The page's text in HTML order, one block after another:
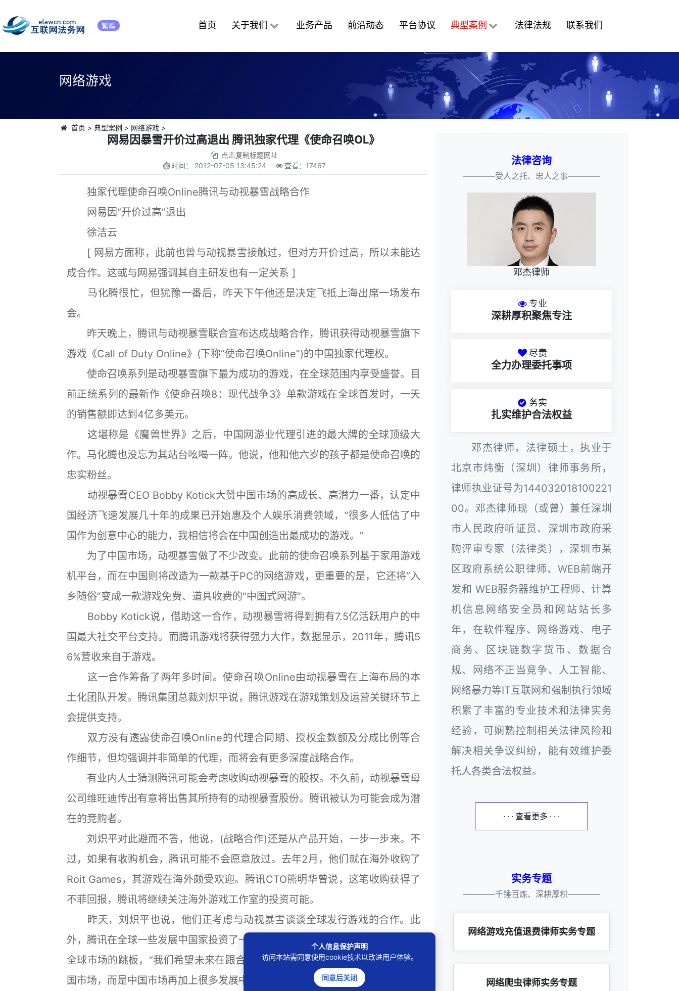
繁體 首页 关于我们 业务产品 前沿动态 平台协议 典型案例 法律法规 联系我们
网络游戏
首页 > 典型案例 > 网络游戏>
网易因暴雪开价过高退出 腾讯独家代理《使命召唤OL》
点击复制标题网址
时间： 2012-07-05 13:45:24 查看： 17467
独家代理使命召唤Online腾讯与动视暴雪战略合作
网易因“开价过高”退出
徐洁云
[ 网易方面称，此前也曾与动视暴雪接触过，但对方开价过高，所以未能达
成合作。这或与网易强调其自主研发也有一定关系 ]
马化腾很忙，但犹豫一番后，昨天下午他还是决定飞抵上海出席一场发布
会。
昨天晚上，腾讯与动视暴雪联合宣布达成战略合作，腾讯获得动视暴雪旗下
游戏《Call of Duty Online》(下称“使命召唤Online”)的中国独家代理权。
使命召唤系列是动视暴雪旗下最为成功的游戏，在全球范围内享受盛誉。目
前正统系列的最新作《使命召唤8：现代战争3》单款游戏在全球首发时，一天
的销售额即达到4亿多美元。
这堪称是《魔兽世界》之后，中国网游业代理引进的最大牌的全球顶级大
作。马化腾也没忘为其站台吆喝一阵。他说，他和他六岁的孩子都是使命召唤的
忠实粉丝。
动视暴雪CEO Bobby Kotick大赞中国市场的高成长、高潜力一番，认定中
国经济飞速发展几十年的成果已开始惠及个人娱乐消费领域，“很多人低估了中
国作为创意中心的能力，我相信将会在中国创造出最成功的游戏。”
为了中国市场，动视暴雪做了不少改变。此前的使命召唤系列基于家用游戏
机平台，而在中国则将改造为一款基于PC的网络游戏，更重要的是，它还将“入
乡随俗”变成一款游戏免费、道具收费的“中国式网游”。
Bobby Kotick说，借助这一合作，动视暴雪将得到拥有7.5亿活跃用户的中
国最大社交平台支持。而腾讯游戏将获得强力大作，数据显示，2011年，腾讯5
6%营收来自于游戏。
这一合作筹备了两年多时间。使命召唤Online由动视暴雪在上海布局的本
土化团队开发。腾讯集团总裁刘炽平说，腾讯游戏在游戏策划及运营关键环节上
会提供支持。
双方没有透露使命召唤Online的代理合同期、授权金数额及分成比例等合
作细节，但均强调并非简单的代理，而将会有更多深度战略合作。
有业内人士猜测腾讯可能会考虑收购动视暴雪的股权。不久前，动视暴雪母
公司维旺迪传出有意将出售其所持有的动视暴雪股份。腾讯被认为可能会成为潜
在的竞购者。
刘炽平对此避而不答，他说，(战略合作)还是从产品开始，一步一步来。不
过，如果有收购机会，腾讯可能不会愿意放过。去年2月，他们就在海外收购了
Roit Games，其游戏在海外颇受欢迎。腾讯CTO熊明华曾说，这笔收购获得了
不菲回报，腾讯将继续关注海外游戏工作室的投资可能。
昨天，刘炽平也说，他们正考虑与动视暴雪谈谈全球发行游戏的合作。此
外，腾讯在全球一些发展中国家投资了一系列的游戏运营公司，这或将提供面向
全球市场的跳板，“我们希望未来在跟合作伙伴合作的时候，给的不是简单的中
国市场，而是中国市场再加上很多发展中国家。”
法律咨询
————受人之托、忠人之事————
邓杰律师
专业
深耕厚积聚焦专注
尽责
全力办理委托事项
务实
扎实维护合法权益
邓杰律师，法律硕士，执业于
北京市炜衡（深圳）律师事务所，
律师执业证号为144032018100221
00。邓杰律师现（或曾）兼任深圳
市人民政府听证员、深圳市政府采
购评审专家（法律类），深圳市某
区政府系统公职律师、WEB前端开
发和 WEB服务器维护工程师、计算
机信息网络安全员和网站站长多
年，在软件程序、网络游戏、电子
商务、区块链数字货币、数据合
规、网络不正当竞争、人工智能、
网络暴力等IT互联网和强制执行领域
积累了丰富的专业技术和法律实务
经验，可娴熟控制相关法律风险和
解决相关争议纠纷，能有效维护委
托人各类合法权益。
· · · 查看更多 · · ·
实务专题
————千锤百炼、深耕厚积————
网络游戏充值退费律师实务专题
网络爬虫律师实务专题
个人信息保护声明
访问本站需同意使用cookie技术以改进用户体验。
同意后关闭